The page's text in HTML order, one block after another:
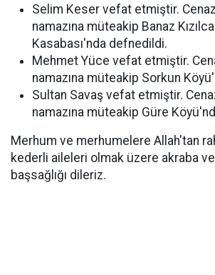
Selim Keser vefat etmiştir.
namazına müteakip Banaz
Kasabası'nda defnedildi.
Mehmet Yüce vefat etmiştir.
namazına müteakip Sorkun
Sultan Savaş vefat etmiştir.
namazına müteakip Güre
Merhum ve merhumelere Allah'tan
kederli aileleri olmak üzere akraba
başsağlığı dileriz.